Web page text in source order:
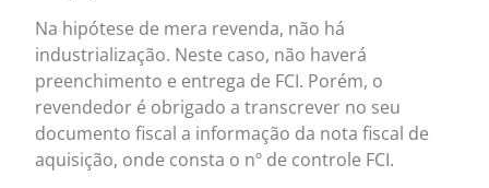
Na hipótese de mera revenda, não há
industrialização. Neste caso, não haverá
preenchimento e entrega de FCI. Porém, o
revendedor é obrigado a transcrever no seu
documento fiscal a informação da nota fiscal de
aquisição, onde consta o nº de controle FCI.